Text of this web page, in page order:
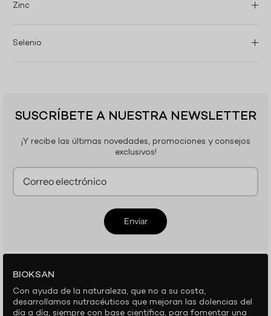
Zinc
Selenio
SUSCRÍBETE A NUESTRA NEWSLETTER
¡Y recibe las últimas novedades, promociones y consejos
exclusivos!
Enviar
BIOKSAN
Con ayuda de la naturaleza, que no a su costa,
desarrollamos nutracéuticos que mejoran las dolencias del
día a día, siempre con base científica, para fomentar una